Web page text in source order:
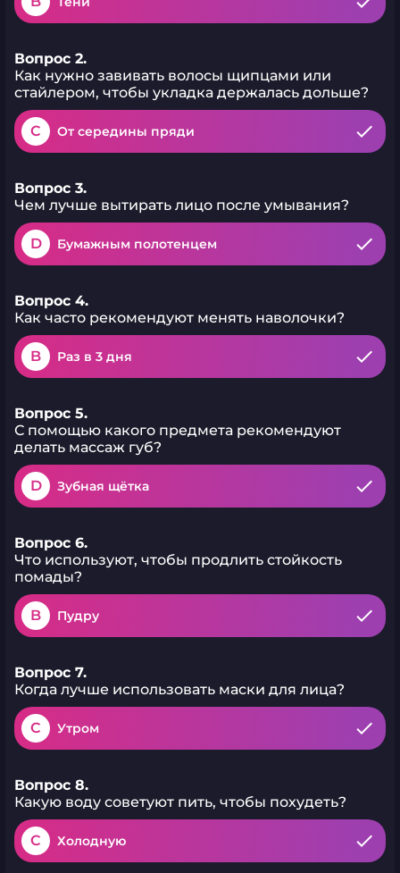
Вопрос 2.
Как нужно завивать волосы щипцами или
стайлером, чтобы укладка держалась дольше?
C От середины пряди
Вопрос 3.
Чем лучше вытирать лицо после умывания?
D Бумажным полотенцем
Вопрос 4.
Как часто рекомендуют менять наволочки?
B Раз в 3 дня
Вопрос 5.
С помощью какого предмета рекомендуют
делать массаж губ?
D Зубная щётка
Вопрос 6.
Что используют, чтобы продлить стойкость
помады?
B Пудру
Вопрос 7.
Когда лучше использовать маски для лица?
C Утром
Вопрос 8.
Какую воду советуют пить, чтобы похудеть?
C Холодную